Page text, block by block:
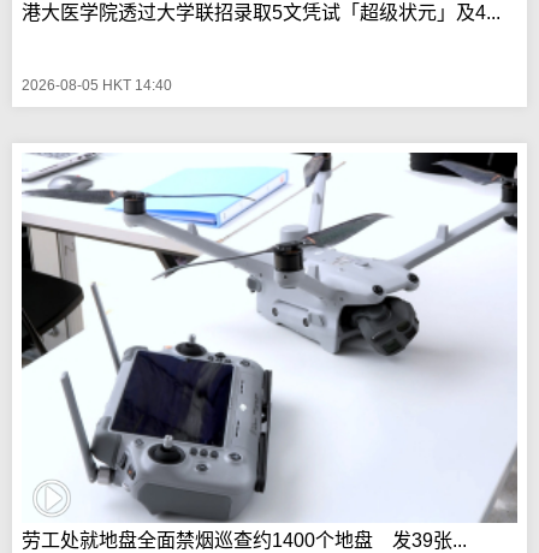
港大医学院透过大学联招录取5文凭试「超级状元」及4...
2026-08-05 HKT 14:40
劳工处就地盘全面禁烟巡查约1400个地盘 发39张...